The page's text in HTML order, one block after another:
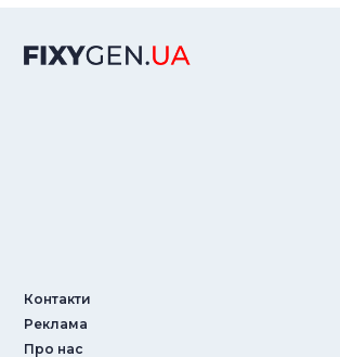
Контакти
Реклама
Про нас